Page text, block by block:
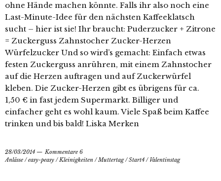
ohne Hände machen könnte. Falls ihr also noch eine
Last-Minute-Idee für den nächsten Kaffeeklatsch
sucht – hier ist sie! Ihr braucht: Puderzucker + Zitrone
= Zuckerguss Zahnstocher Zucker-Herzen
Würfelzucker Und so wird’s gemacht: Einfach etwas
festen Zuckerguss anrühren, mit einem Zahnstocher
auf die Herzen auftragen und auf Zuckerwürfel
kleben. Die Zucker-Herzen gibt es übrigens für ca.
1,50 € in fast jedem Supermarkt. Billiger und
einfacher geht es wohl kaum. Viele Spaß beim Kaffee
trinken und bis bald! Liska Merken
28/03/2014
Kommentare 6
Anlässe /easy-peasy /Kleinigkeiten /Muttertag/Start4 / Valentinstag